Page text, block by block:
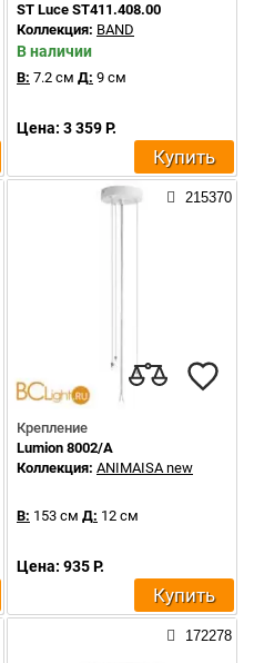
ST Luce ST411.408.00
Коллекция: BAND
В наличии
В: 7.2 см Д: 9 см
Цена: 3 359 Р.
Купить
215370
Крепление
Lumion 8002/A
Коллекция: ANIMAISA new
В: 153 см Д: 12 см
Цена: 935 Р.
Купить
172278